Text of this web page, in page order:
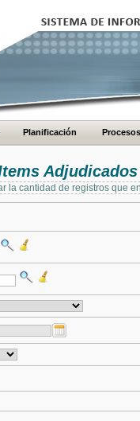
Planificación Procesos
Adjudicados
la cantidad de registros que